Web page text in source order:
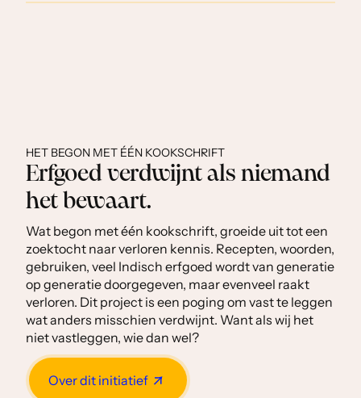
HET BEGON MET ÉÉN KOOKSCHRIFT
Erfgoed verdwijnt als niemand
het bewaart.
Wat begon met één kookschrift, groeide uit tot een
zoektocht naar verloren kennis. Recepten, woorden,
gebruiken, veel Indisch erfgoed wordt van generatie
op generatie doorgegeven, maar evenveel raakt
verloren. Dit project is een poging om vast te leggen
wat anders misschien verdwijnt. Want als wij het
niet vastleggen, wie dan wel?
Over dit initiatief